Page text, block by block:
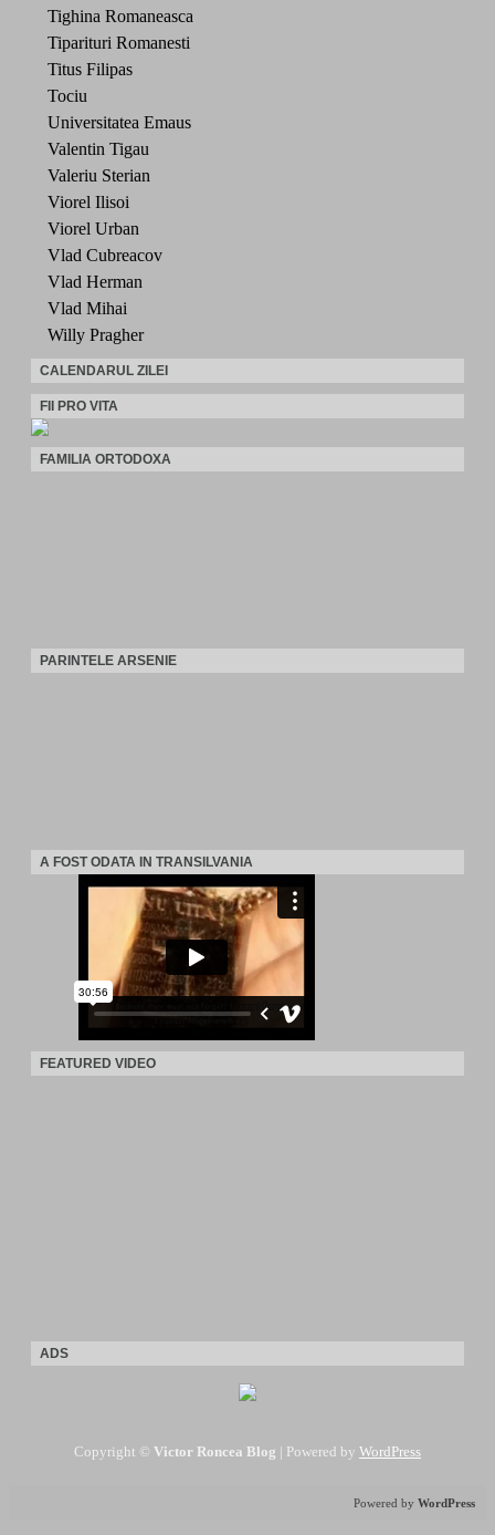
Tighina Romaneasca
Tiparituri Romanesti
Titus Filipas
Tociu
Universitatea Emaus
Valentin Tigau
Valeriu Sterian
Viorel Ilisoi
Viorel Urban
Vlad Cubreacov
Vlad Herman
Vlad Mihai
Willy Pragher
CALENDARUL ZILEI
FII PRO VITA
FAMILIA ORTODOXA
PARINTELE ARSENIE
A FOST ODATA IN TRANSILVANIA
FEATURED VIDEO
ADS
Copyright © Victor Roncea Blog | Powered by WordPress
Powered by WordPress